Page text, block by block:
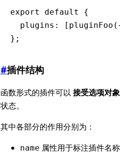
export default
{
  plugins
: [ pluginFoo
};
#插件结构
函数形式的插件可以 接受选项对象
状态。
其中各部分的作用分别为：
name 属性用于标注插件名称